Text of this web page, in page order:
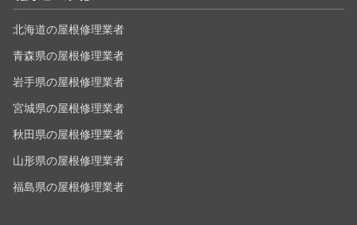
北海道の屋根修理業者
青森県の屋根修理業者
岩手県の屋根修理業者
宮城県の屋根修理業者
秋田県の屋根修理業者
山形県の屋根修理業者
福島県の屋根修理業者